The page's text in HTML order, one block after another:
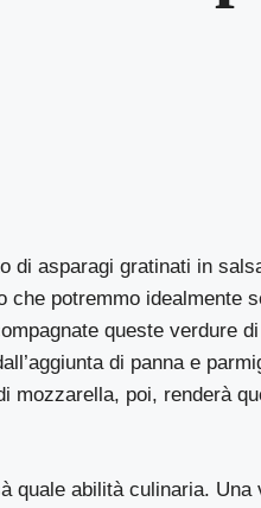
di asparagi gratinati in
che potremmo idealmente
queste verdure
di panna e
mozzarella, poi, renderà
quale abilità culinaria. Una